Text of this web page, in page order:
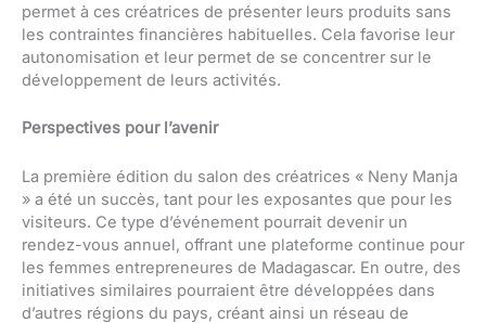
permet à ces créatrices de présenter leurs produits sans
les contraintes financières habituelles. Cela favorise leur
autonomisation et leur permet de se concentrer sur le
développement de leurs activités.
Perspectives pour l’avenir
La première édition du salon des créatrices « Neny Manja
» a été un succès, tant pour les exposantes que pour les
visiteurs. Ce type d’événement pourrait devenir un
rendez-vous annuel, offrant une plateforme continue pour
les femmes entrepreneures de Madagascar. En outre, des
initiatives similaires pourraient être développées dans
d’autres régions du pays, créant ainsi un réseau de